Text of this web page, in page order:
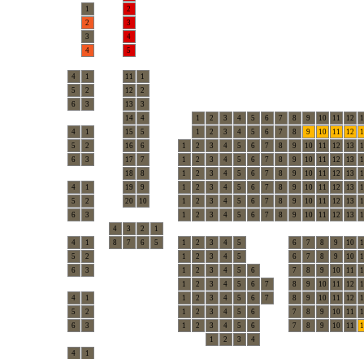
1
2
2
3
3
4
4
5
4 1 11
1
5
2 12
2
6
3 13
3
14
4 1 2 3 4 5 6 7 8 9 10 11 12
4
1 15 5 1 2 3 4 5 6 7 8 9 10 11 12
5
2 16 6 1 2 3 4 5 6 7 8 9 10 11 12 13
6
3 17 7 1 2 3 4 5 6 7 8 9 10 11 12 13
18
8 1 2 3 4 5 6 7 8 9 10 11 12 13
4
1 19 9 1 2 3 4 5 6 7 8 9 10 11 12 13
5
2 20 10 1 2 3 4 5 6 7 8 9 10 11 12 13
6
3 1 2 3 4 5 6 7 8 9 10 11 12 13
4
3 2
1
4
1 8 7 6 5 1 2 3 4 5 6 7 8 9 10
5
2 1 2 3 4 5 6 7 8 9 10
6
3 1 2 3 4 5 6 7 8 9 10 11
1
2 3 4 5 6 7 8 9 10 11 12
4
1 1 2 3 4 5 6 7 8 9 10 11 12
5
2 1 2 3 4 5 6 7 8 9 10 11
6
3 1 2 3 4 5 6 7 8 9 10 11
1
2 3
4
4
1